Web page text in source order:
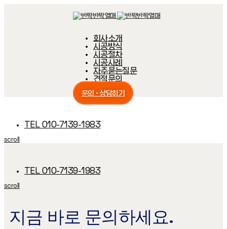
회사소개
시공방식
시공절차
시공사례
자주묻는질문
견적문의
문의 · 상담하기
TEL 010-7139-1983
scroll
TEL 010-7139-1983
scroll
지금 바로 문의하세요.